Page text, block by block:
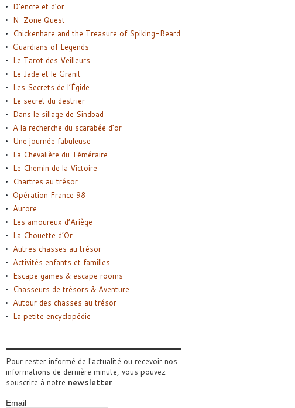
D’encre et d’or
N-Zone Quest
Chickenhare and the Treasure of Spiking-Beard
Guardians of Legends
Le Tarot des Veilleurs
Le Jade et le Granit
Les Secrets de l’Égide
Le secret du destrier
Dans le sillage de Sindbad
A la recherche du scarabée d’or
Une journée fabuleuse
La Chevalière du Téméraire
Le Chemin de la Victoire
Chartres au trésor
Opération France 98
Aurore
Les amoureux d’Ariège
La Chouette d’Or
Autres chasses au trésor
Activités enfants et familles
Escape games & escape rooms
Chasseurs de trésors & Aventure
Autour des chasses au trésor
La petite encyclopédie
Pour rester informé de l'actualité ou recevoir nos
informations de dernière minute, vous pouvez
souscrire à notre newsletter.
Email